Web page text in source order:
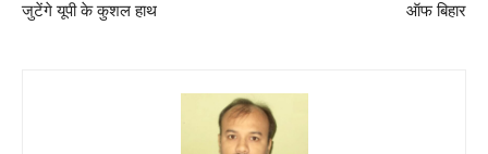
जुटेंगे यूपी के कुशल हाथ
ऑफ बिहार